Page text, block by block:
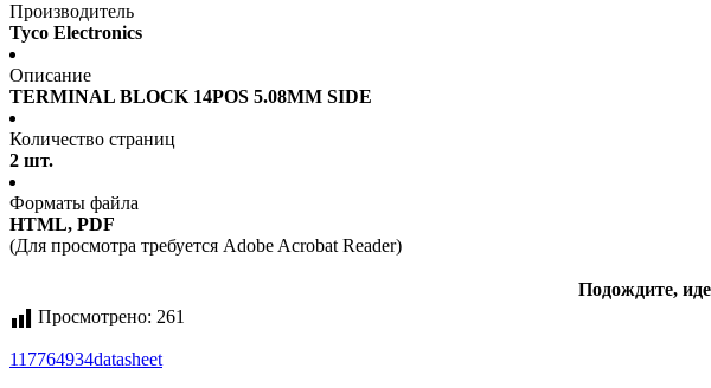
Производитель
Tyco Electronics
Описание
TERMINAL BLOCK 14POS 5.08MM SIDE
Количество страниц
2 шт.
Форматы файла
HTML, PDF
(Для просмотра требуется Adobe Acrobat Reader)
Подождите,
Просмотрено: 261
117764934datasheet